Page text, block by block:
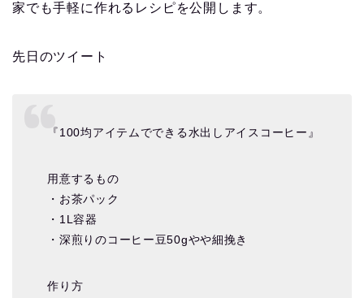
家でも手軽に作れるレシピを公開します。
先日のツイート
『100均アイテムでできる水出しアイスコーヒー』
用意するもの
・お茶パック
・1L容器
・深煎りのコーヒー豆50gやや細挽き
作り方